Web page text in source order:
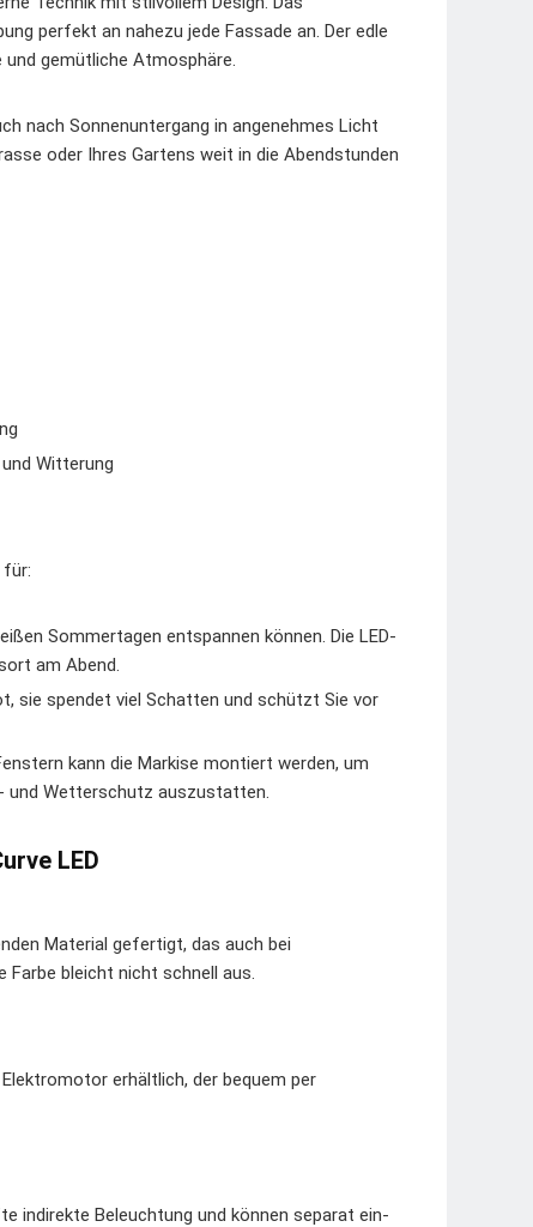
perfekt an nahezu jede Fassade an. Der edle
gemütliche Atmosphäre.
nach Sonnenuntergang in angenehmes Licht
oder Ihres Gartens weit in die Abendstunden
Witterung
für:
Sommertagen entspannen können. Die LED-
am Abend.
sie spendet viel Schatten und schützt Sie vor
kann die Markise montiert werden, um
und Wetterschutz auszustatten.
LED
Material gefertigt, das auch bei
Farbe bleicht nicht schnell aus.
erhältlich, der bequem per
indirekte Beleuchtung und können separat ein-